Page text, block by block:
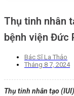
Thụ tinh nhân
bệnh viện Đức
Bác Sĩ La Thảo
Tháng 8 7, 2024
Thụ tinh nhân tạo (IUI)